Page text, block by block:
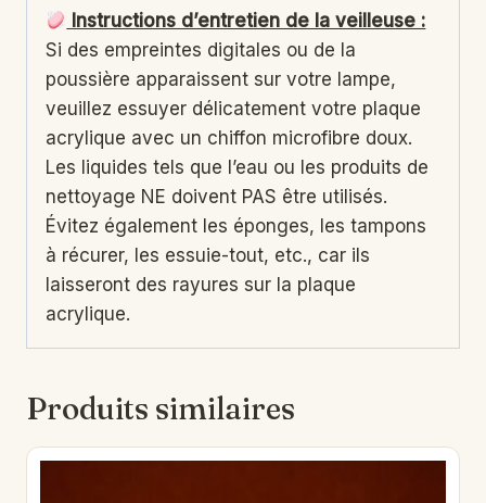
Instructions d’entretien de la veilleuse :
Si des empreintes digitales ou de la
poussière apparaissent sur votre lampe,
veuillez essuyer délicatement votre plaque
acrylique avec un chiffon microfibre doux.
Les liquides tels que l’eau ou les produits de
nettoyage NE doivent PAS être utilisés.
Évitez également les éponges, les tampons
à récurer, les essuie-tout, etc., car ils
laisseront des rayures sur la plaque
acrylique.
Produits similaires